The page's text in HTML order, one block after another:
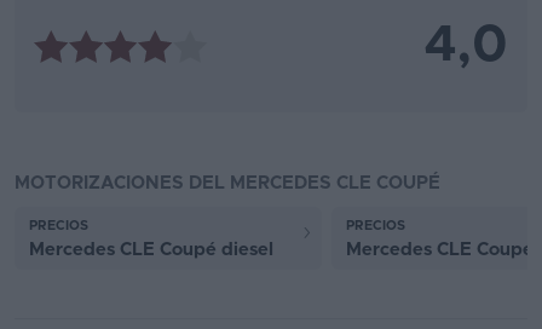
4,0
MOTORIZACIONES DEL MERCEDES CLE COUPÉ
PRECIOS
Mercedes CLE Coupé diesel
PRECIOS
Mercedes CLE Coupé